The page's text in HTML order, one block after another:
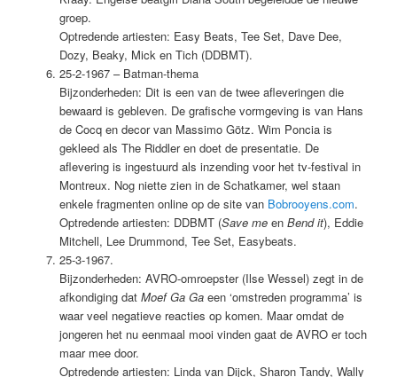
groep.
Optredende artiesten: Easy Beats, Tee Set, Dave Dee,
Dozy, Beaky, Mick en Tich (DDBMT).
25-2-1967 – Batman-thema
Bijzonderheden: Dit is een van de twee afleveringen die
bewaard is gebleven. De grafische vormgeving is van Hans
de Cocq en decor van Massimo Götz. Wim Poncia is
gekleed als The Riddler en doet de presentatie. De
aflevering is ingestuurd als inzending voor het tv-festival in
Montreux. Nog niette zien in de Schatkamer, wel staan
enkele fragmenten online op de site van Bobrooyens.com.
Optredende artiesten: DDBMT (Save meen Bend it), Eddie
Mitchell, Lee Drummond, Tee Set, Easybeats.
25-3-1967.
Bijzonderheden: AVRO-omroepster (Ilse Wessel) zegt in de
afkondiging dat Moef Ga Gaeen ‘omstreden programma’ is
waar veel negatieve reacties op komen. Maar omdat de
jongeren het nu eenmaal mooi vinden gaat de AVRO er toch
maar mee door.
Optredende artiesten: Linda van Dijck, Sharon Tandy, Wally